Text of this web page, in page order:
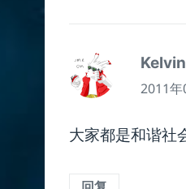
Kelvin
2011
大家都是和谐社